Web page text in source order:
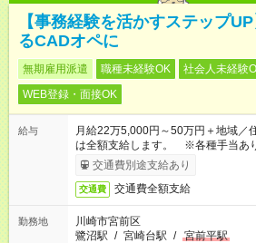
【事務経験を活かすステップ
るCADオペに
無期雇用派遣 職種未経験OK 社会人未経験
WEB登録・面接OK
給与
月給22万5,000円～50万円＋地域
は全額支給します。 ※各種手当あ
考慮して加給・優遇します。
交通費別途支給あり
交通費 交通費全額支給
勤務地
川崎市宮前区
鷺沼駅 / 宮崎台駅 / 宮前平駅